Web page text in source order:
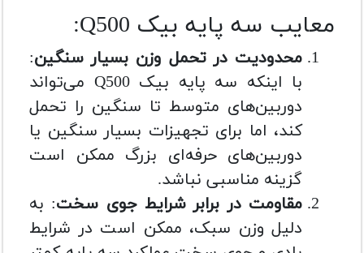
معایب سه پایه بیک Q500:
محدودیت در تحمل وزن بسیار سنگین:
با اینکه سه پایه بیک Q500 می‌تواند
دوربین‌های متوسط تا سنگین را تحمل
کند، اما برای تجهیزات بسیار سنگین یا
دوربین‌های حرفه‌ای بزرگ ممکن است
گزینه مناسبی نباشد.
مقاومت در برابر شرایط جوی سخت: به
دلیل وزن سبک، ممکن است در شرایط